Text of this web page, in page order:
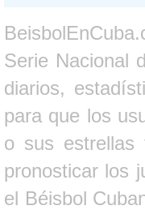
Serie Nacional
diarios,
para que los
o sus estrellas
pronosticar los
el Béisbol